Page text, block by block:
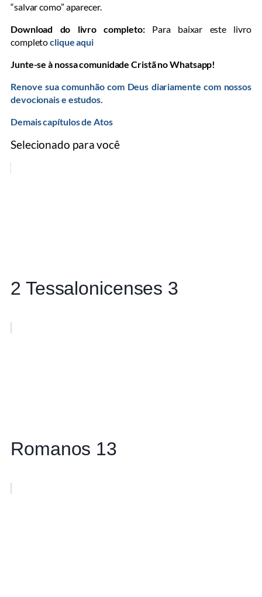
“salvar como” aparecer.
Download do livro completo: Para baixar este livro
completoclique aqui
Junte-se à nossa comunidade Cristã no Whatsapp!
Renove sua comunhão com Deus diariamente com nossos
devocionais e estudos.
Demais capítulos de Atos
Selecionado para você
2 Tessalonicenses 3
Romanos 13